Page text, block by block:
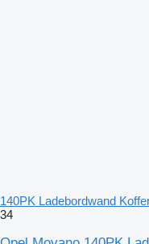
140PK Ladebordwand
34